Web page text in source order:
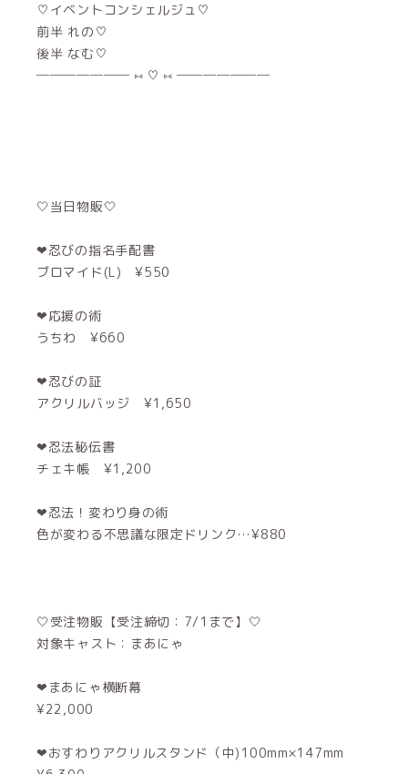
♡イベントコンシェルジュ♡
前半 れの♡
後半 なむ♡
─────── ⑅ ♡ ⑅ ───────
🤍当日物販🤍
❤︎忍びの指名手配書
ブロマイド(L) ¥550
❤︎応援の術
うちわ ¥660
❤︎忍びの証
アクリルバッジ ¥1,650
❤︎忍法秘伝書
チェキ帳 ¥1,200
❤︎忍法！変わり身の術
色が変わる不思議な限定ドリンク…¥880
🤍受注物販【受注締切：7/1まで】🤍
対象キャスト：まあにゃ
❤︎まあにゃ横断幕
¥22,000
❤︎おすわりアクリルスタンド（中)100mm×147mm